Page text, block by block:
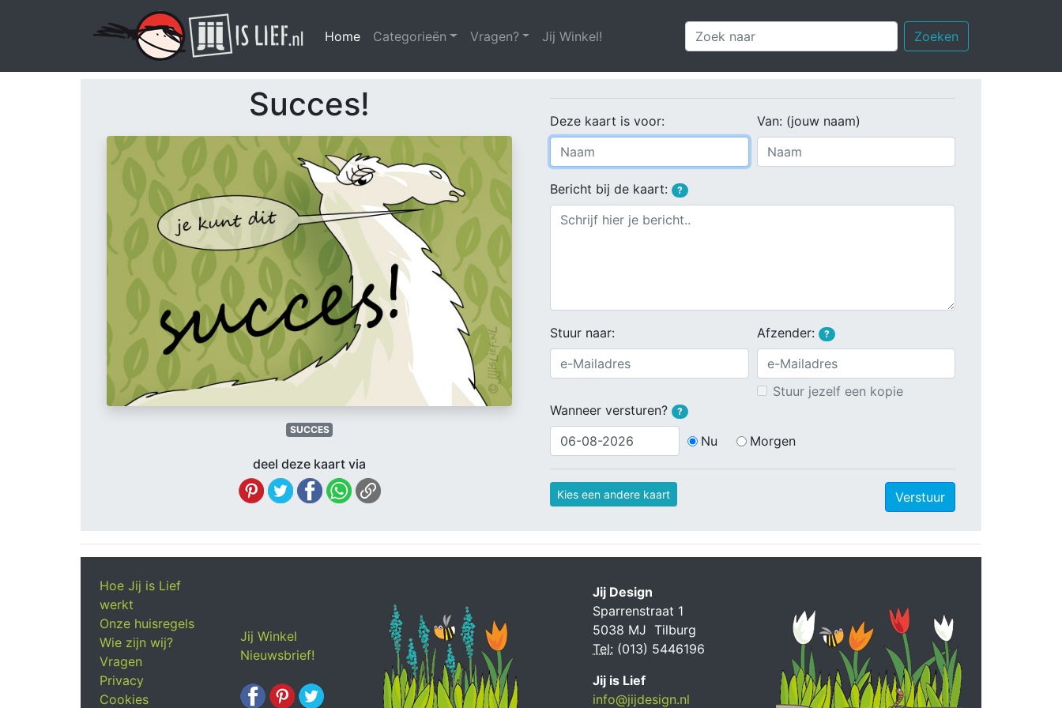
Home (huidige)
Categorieën Vragen? Jij Winkel! Zoeken
Succes!
SUCCES
deel deze kaart via
Deze kaart is voor: Van: (jouw naam)
Bericht bij de kaart: ?
Stuur naar: Afzender: ?
Stuur jezelf een kopie
Wanneer versturen?
?
Nu Morgen
Kies een andere kaart Verstuur
Hoe Jij is Lief
werkt
Onze huisregels
Wie zijn wij?
Vragen
Privacy
Cookies
Jij Winkel
Nieuwsbrief!
Jij Design
Sparrenstraat 1
5038 MJ Tilburg
Tel: (013) 5446196
Jij is Lief
info@jijdesign.nl